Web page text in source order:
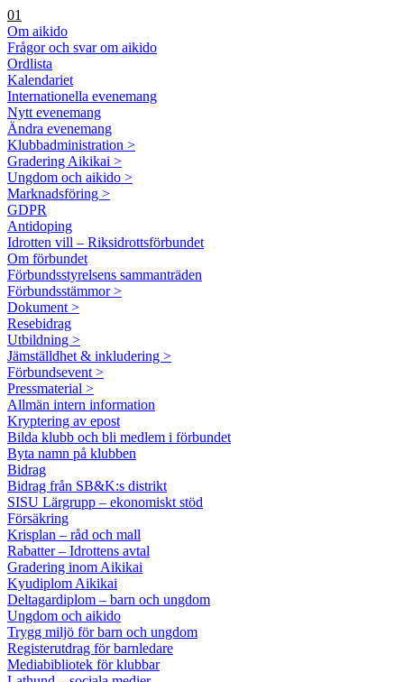
01
Om aikido
Frågor och svar om aikido
Ordlista
Kalendariet
Internationella evenemang
Nytt evenemang
Ändra evenemang
Klubbadministration >
Gradering Aikikai >
Ungdom och aikido >
Marknadsföring >
GDPR
Antidoping
Idrotten vill – Riksidrottsförbundet
Om förbundet
Förbundsstyrelsens sammanträden
Förbundsstämmor >
Dokument >
Resebidrag
Utbildning >
Jämställdhet & inkludering >
Förbundsevent >
Pressmaterial >
Allmän intern information
Kryptering av epost
Bilda klubb och bli medlem i förbundet
Byta namn på klubben
Bidrag
Bidrag från SB&K:s distrikt
SISU Lärgrupp – ekonomiskt stöd
Försäkring
Krisplan – råd och mall
Rabatter – Idrottens avtal
Gradering inom Aikikai
Kyudiplom Aikikai
Deltagardiplom – barn och ungdom
Ungdom och aikido
Trygg miljö för barn och ungdom
Registerutdrag för barnledare
Mediabibliotek för klubbar